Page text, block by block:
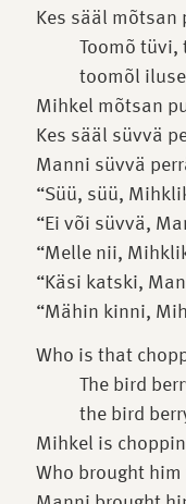
Kes sääl mõtsan
Toomõ
toomõl
Mihkel mõtsan
Kes sääl süvvä
Manni süvvä
“Süü, süü,
“Ei või süvvä,
“Melle nii,
“Käsi katski,
“Mähin kinni,
Who is that
The bird
the bird
Mihkel is
Who brought him